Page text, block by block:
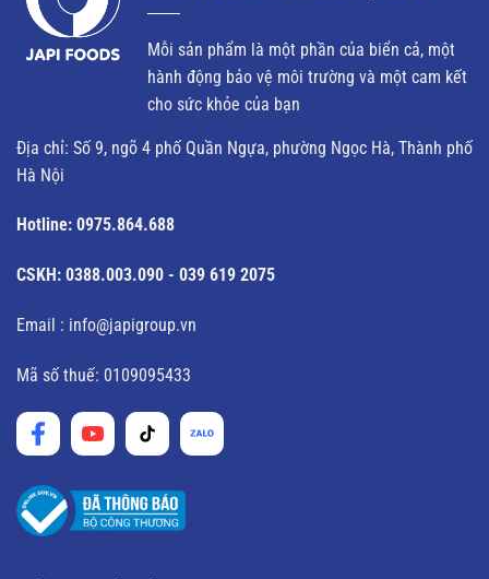
Mỗi sản phẩm là một phần của biển cả, một
hành động bảo vệ môi trường và một cam kết
cho sức khỏe của bạn
Địa chỉ: Số 9, ngõ 4 phố Quần Ngựa, phường Ngọc Hà, Thành phố
Hà Nội
Hotline: 0975.864.688
CSKH: 0388.003.090 - 039 619 2075
Email : info@japigroup.vn
Mã số thuế: 0109095433